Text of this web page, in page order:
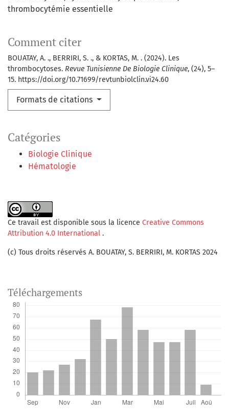
thrombocytémie essentielle
Catégories
Biologie Clinique
Hématologie
Comment citer
BOUATAY, A. ., BERRIRI, S. ., & KORTAS, M. . (2024). Les
thrombocytoses. Revue Tunisienne De Biologie Clinique, (24), 5–
15. https://doi.org/10.71699/revtunbiolclin.vi24.60
Formats de citations
Ce travail est disponible sous la licence Creative Commons
Attribution 4.0 International .
(c) Tous droits réservés A. BOUATAY, S. BERRIRI, M. KORTAS 2024
Téléchargements